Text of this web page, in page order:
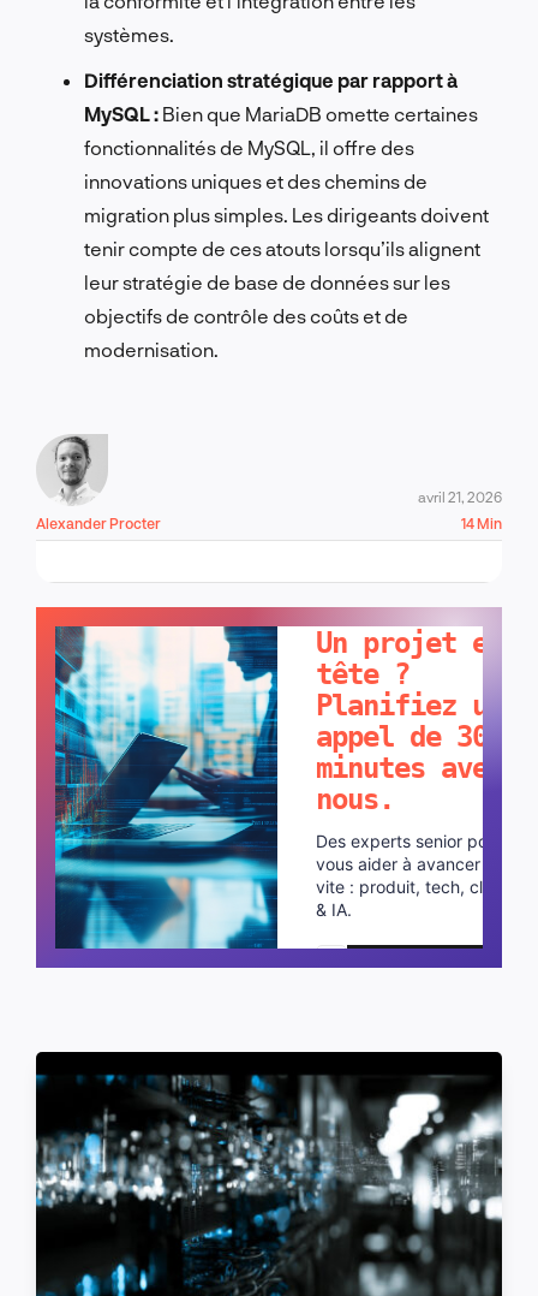
systèmes.
Différenciation stratégique par rapport à
MySQL : Bien que MariaDB omette certaines
fonctionnalités de MySQL, il offre des
innovations uniques et des chemins de
migration plus simples. Les dirigeants doivent
tenir compte de ces atouts lorsqu’ils alignent
leur stratégie de base de données sur les
objectifs de contrôle des coûts et de
modernisation.
Alexander Procter
avril 21, 2026
14 Min
Un projet en
tête ?
Planifiez un
appel de 30
minutes avec
nous.
Des experts senior pour
vous aider à avancer plus
vite : produit, tech, cloud
& IA.
Planifier un appel